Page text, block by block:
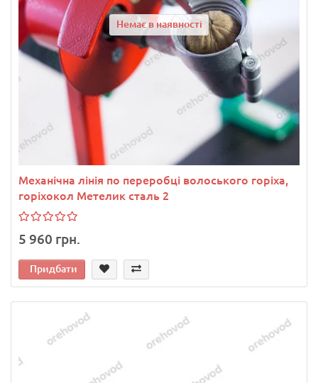
Немає в наявності
Механічна лінія по переробці волоського горіха,
горіхокол Метелик сталь 2
5 960 грн.
Придбати